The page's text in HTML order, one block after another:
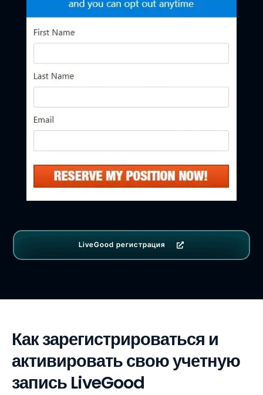
LiveGood регистрация
Как зарегистрироваться и
активировать свою учетную
запись LiveGood